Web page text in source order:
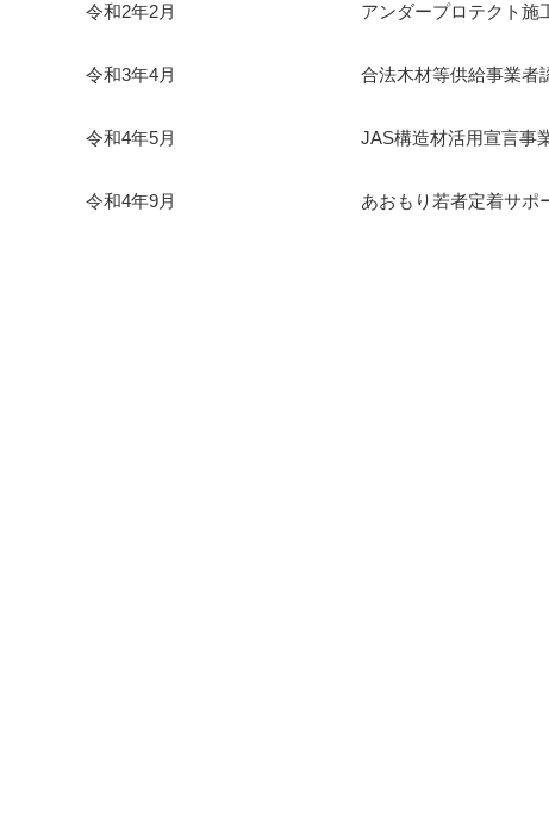
令和2年2月 アンダープロテクト施
令和3年4月 合法木材等供給事業者
令和4年5月 JAS構造材活用宣言事
令和4年9月 あおもり若者定着サポ